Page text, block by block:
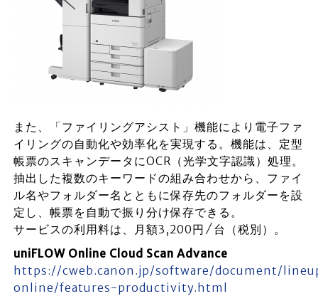
また、「ファイリングアシスト」機能により電子ファ
イリングの自動化や効率化を実現する。機能は、定型
帳票のスキャンデータにOCR（光学文字認識）処理。
抽出した複数のキーワードの組み合わせから、ファイ
ル名やフォルダー名とともに保存先のフォルダーを設
定し、帳票を自動で振り分け保存できる。
サービスの利用料は、月額3,200円 ⁄ 台（税別）。
uniFLOW Online Cloud Scan Advance
https://cweb.canon.jp/software/document/
online/features-productivity.html